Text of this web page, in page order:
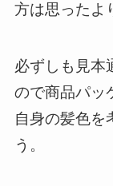
方は思ったよ
必ずしも見本
ので商品パッ
自身の髪色を
う。